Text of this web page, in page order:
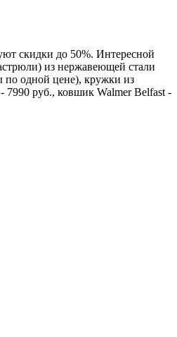
скидки до 50%. Интересной
из нержавеющей стали
по одной цене), кружки из
7990 руб., ковшик Walmer Belfast -